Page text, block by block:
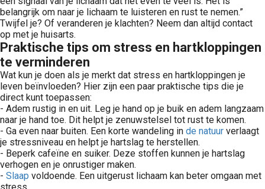
belangrijk om naar je lichaam te luisteren en rust te nemen.”
Twijfel je? Of veranderen je klachten? Neem dan altijd contact
op met je huisarts.
Praktische tips om stress en hartkloppingen
te verminderen
Wat kun je doen als je merkt dat stress en hartkloppingen je
leven beïnvloeden? Hier zijn een paar praktische tips die je
direct kunt toepassen:
- Adem rustig in en uit. Leg je hand op je buik en adem langzaam
naar je hand toe. Dit helpt je zenuwstelsel tot rust te komen.
- Ga even naar buiten. Een korte wandeling in de natuur verlaagt
je stressniveau en helpt je hartslag te herstellen.
- Beperk cafeïne en suiker. Deze stoffen kunnen je hartslag
verhogen en je onrustiger maken.
- Slaap voldoende. Een uitgerust lichaam kan beter omgaan met